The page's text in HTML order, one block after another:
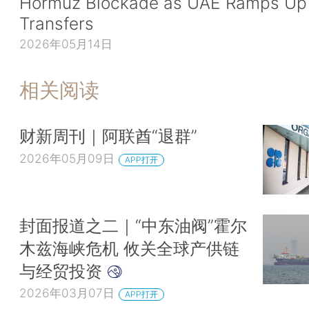
Transfers
2026年05月14日
相关阅读
财新周刊｜阿联酋“退群”
2026年05月09日 APP打开
封面报道之二｜“中东油阀”霍尔
木兹海峡危机 攸关全球产供链
与经贸投资
2026年03月07日 APP打开